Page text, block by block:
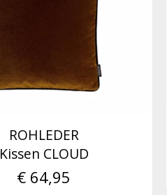
ROHLEDER
Kissen CLOUD
€ 64,95